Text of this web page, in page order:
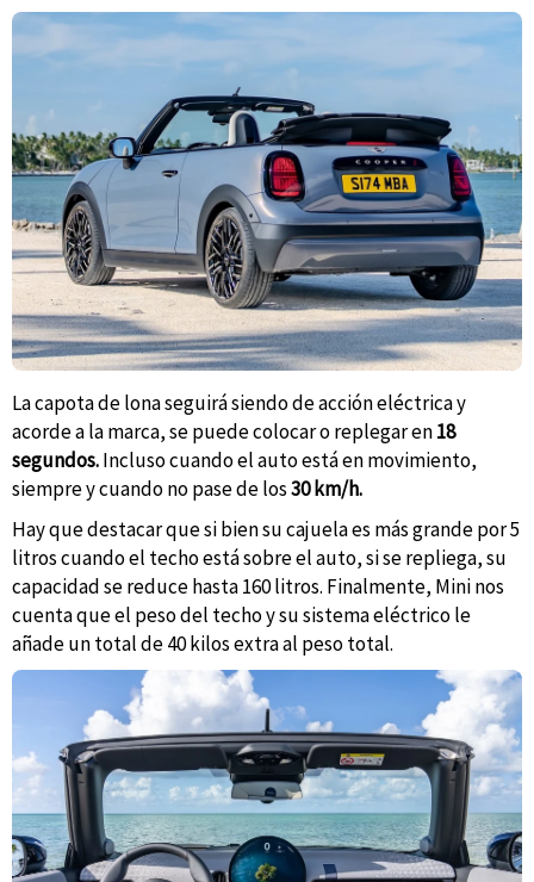
La capota de lona seguirá siendo de acción eléctrica y
acorde a la marca, se puede colocar o replegar en18
segundos.Incluso cuando el auto está en movimiento,
siempre y cuando no pase de los30 km/h.
Hay que destacar que si bien su cajuela es más grande por 5
litros cuando el techo está sobre el auto, si se repliega, su
capacidad se reduce hasta 160 litros. Finalmente, Mini nos
cuenta que el peso del techo y su sistema eléctrico le
añade un total de 40 kilos extra al peso total.